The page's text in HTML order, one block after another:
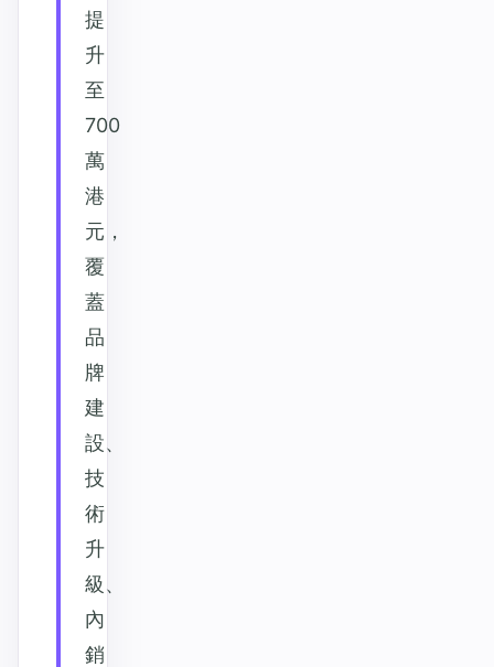
提
升
至
700
萬
港
元，
覆
蓋
品
牌
建
設、
技
術
升
級、
內
銷